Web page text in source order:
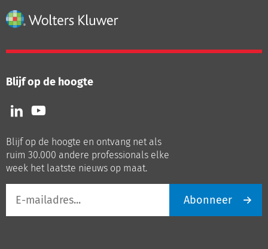
Blijf op de hoogte
Volg
ons
LinkedIn
Volg
ons
Youtube
Blijf op de hoogte en ontvang net als
ruim 30.000 andere professionals elke
week het laatste nieuws op maat.
mailadres
Abonneer